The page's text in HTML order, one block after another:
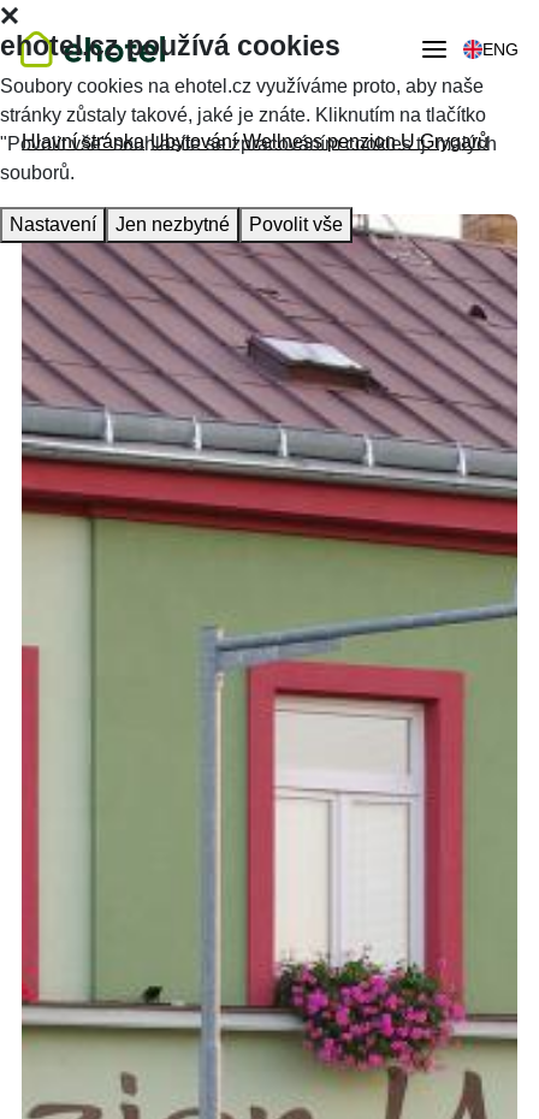
ENG
Hlavní stránka Ubytování Wellness penzion U Grygarů
ehotel.cz používá cookies
Soubory cookies na ehotel.cz využíváme proto, aby naše
stránky zůstaly takové, jaké je znáte. Kliknutím na tlačítko
"Povolit vše" souhlasíte se zpracováním cookies tj. malých
souborů.
Nastavení Jen nezbytné Povolit vše